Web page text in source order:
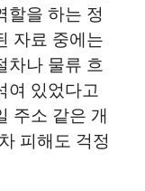
할을 하는 정
자료 중에는
차나 물류 흐
여 있었다고
주소 같은 개
피해도 걱정